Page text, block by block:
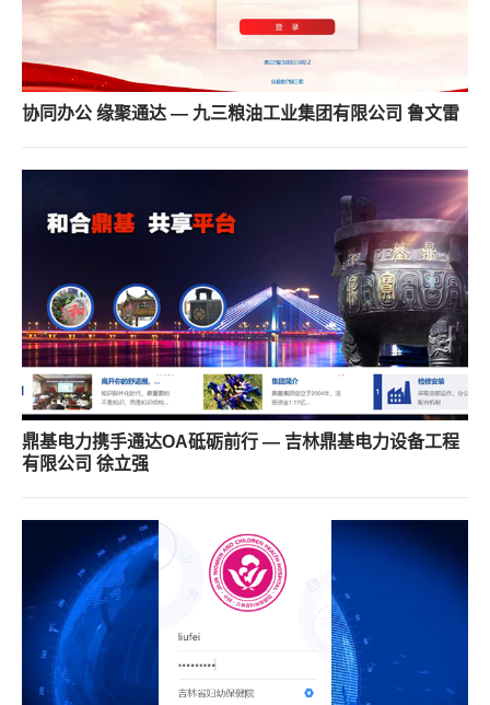
协同办公 缘聚通达 — 九三粮油工业集团有限公司 鲁文雷
鼎基电力携手通达OA砥砺前行 — 吉林鼎基电力设备工程
有限公司 徐立强